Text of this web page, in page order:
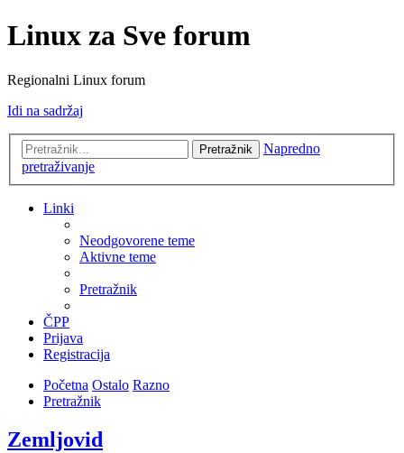
Linux za Sve forum
Regionalni Linux forum
Idi na sadržaj
Pretražnik
Napredno
pretraživanje
Linki
Neodgovorene teme
Aktivne teme
Pretražnik
ČPP
Prijava
Registracija
Početna Ostalo Razno
Pretražnik
Zemljovid